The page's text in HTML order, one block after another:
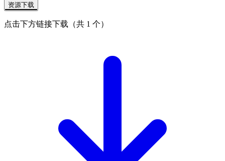
资源下载
点击下方链接下载（共 1 个）